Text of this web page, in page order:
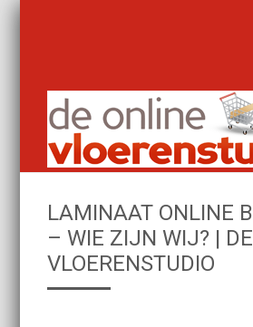
LAMINAAT ONLINE
– WIE ZIJN WIJ? |
VLOERENSTUDIO